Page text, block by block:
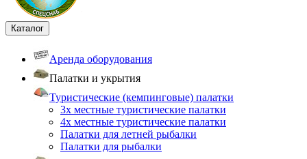
Каталог
Аренда оборудования
Палатки и укрытия
Туристические (кемпинговые) палатки
3х местные туристические палатки
4х местные туристические палатки
Палатки для летней рыбалки
Палатки для рыбалки